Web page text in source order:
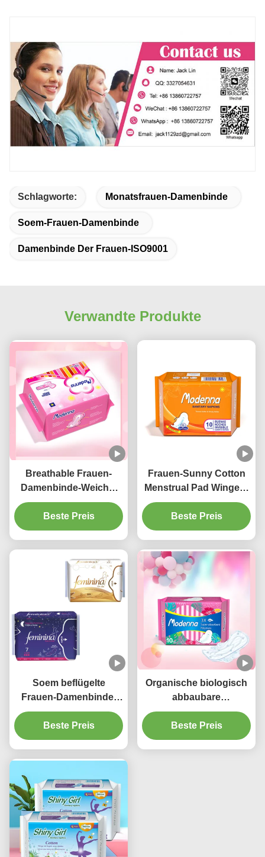
Schlagworte: Monatsfrauen-Damenbinde
Soem-Frauen-Damenbinde
Damenbinde Der Frauen-ISO9001
Verwandte Produkte
Breathable Frauen-
Damenbinde-Weiche-
Biobaumwolle-
gesundheitliche
Auflagen 100% 285mm
Beste Preis
Frauen-Sunny Cotton
Menstrual Pad Winged-
Beste Preis
Soem beflügelte
Frauen-Damenbinde-
weibliche
Baumwollauflagen
Breathable ISO9001
Beste Preis
Organische biologisch
abbaubare
gesundheitliche
Auflagen der Damen-
Niceday Wegwerf für
Beste Preis